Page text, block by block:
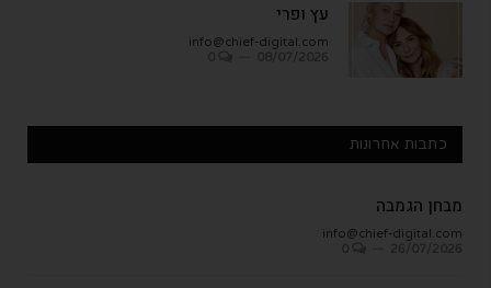
עץ ופרי
info@chief-digital.com
כתבות אחרונות
מבחן הגמבה
info@chief-digital.com